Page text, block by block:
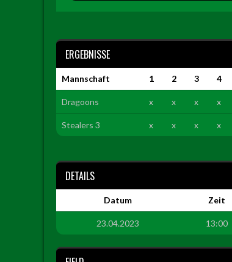
ERGEBNISSE
Mannschaft 1 2 3 4
Dragoons x x x x
Stealers 3 x x x x
DETAILS
Datum Zeit
23.04.2023 13:00